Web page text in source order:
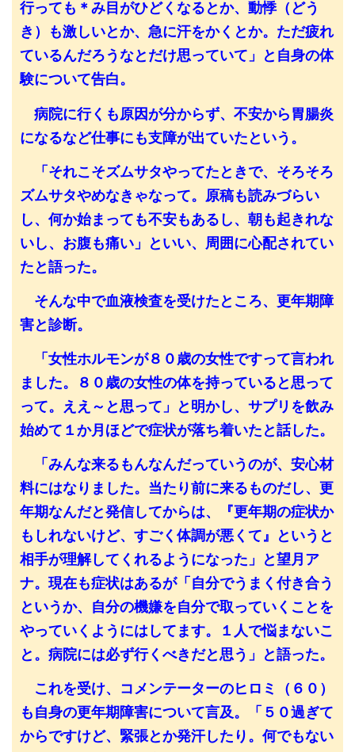
行っても＊み目がひどくなるとか、動悸（どう
き）も激しいとか、急に汗をかくとか。ただ疲れ
ているんだろうなとだけ思っていて」と自身の体
験について告白。
病院に行くも原因が分からず、不安から胃腸炎
になるなど仕事にも支障が出ていたという。
「それこそズムサタやってたときで、そろそろ
ズムサタやめなきゃなって。原稿も読みづらい
し、何か始まっても不安もあるし、朝も起きれな
いし、お腹も痛い」といい、周囲に心配されてい
たと語った。
そんな中で血液検査を受けたところ、更年期障
害と診断。
「女性ホルモンが８０歳の女性ですって言われ
ました。８０歳の女性の体を持っていると思って
って。ええ～と思って」と明かし、サプリを飲み
始めて１か月ほどで症状が落ち着いたと話した。
「みんな来るもんなんだっていうのが、安心材
料にはなりました。当たり前に来るものだし、更
年期なんだと発信してからは、『更年期の症状か
もしれないけど、すごく体調が悪くて』というと
相手が理解してくれるようになった」と望月ア
ナ。現在も症状はあるが「自分でうまく付き合う
というか、自分の機嫌を自分で取っていくことを
やっていくようにはしてます。１人で悩まないこ
と。病院には必ず行くべきだと思う」と語った。
これを受け、コメンテーターのヒロミ（６０）
も自身の更年期障害について言及。「５０過ぎて
からですけど、緊張とか発汗したり。何でもない